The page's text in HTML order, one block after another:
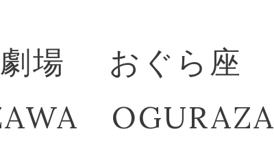
劇場 おぐら座
OGURAZA